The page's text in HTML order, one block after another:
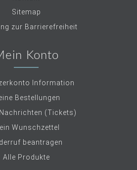
Sitemap
zur Barrierefreiheit
Konto
Information
Bestellungen
(Tickets)
Wunschzettel
beantragen
Alle Produkte